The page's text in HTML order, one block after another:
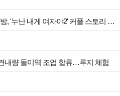
'더 시즌즈-성시경의 고막남친' 결방, '누난 내게 여자야2' 커플 스토리 편성
내량 돌미역 조업 합류…루지 체험